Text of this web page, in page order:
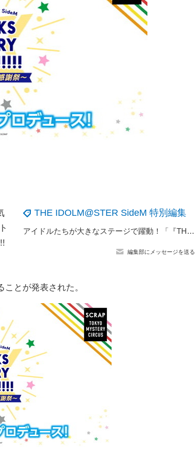
THE IDOLM@STER SideM 特別編集
アイドルたちが大きなステージで躍動！「『THE IDOLM@STER SideM 4th STAGE ~TRE@SURE GATE～』DAY2：DREAM PASSPORT」【レポート】
編集部にメッセージを送る
とが発表された。